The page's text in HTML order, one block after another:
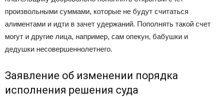
произвольными суммами, которые не будут считаться
алиментами и идти в зачет удержаний. Пополнять такой счет
могут и другие лица, например, сам опекун, бабушки и
дедушки несовершеннолетнего.
Заявление об изменении порядка
исполнения решения суда